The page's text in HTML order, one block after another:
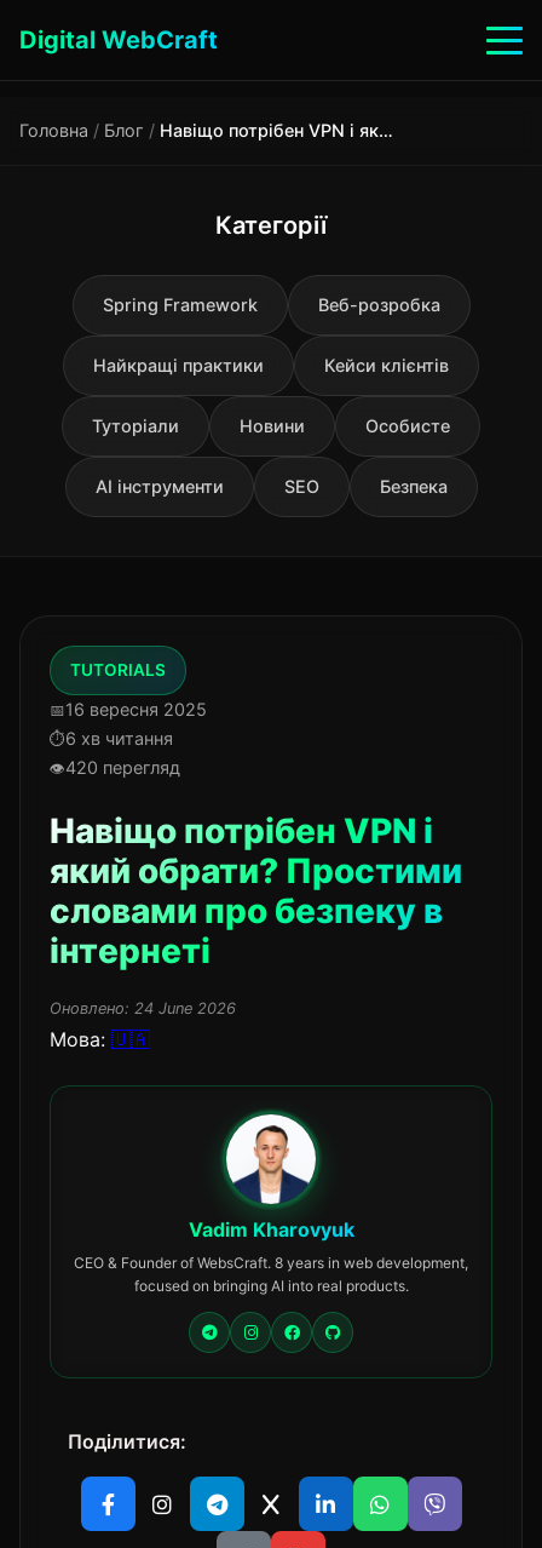
Digital WebCraft
Головна / Блог / Навіщо потрібен VPN і який обрати? Простими словами про безпеку в інтернеті
Категорії
Spring Framework Веб-розробка
Найкращі практики Кейси клієнтів
Туторіали Новини Особисте
AI інструменти SEO Безпека
TUTORIALS
16 вересня 2025
6 хв читання
420 перегляд
Навіщо потрібен VPN і
який обрати? Простими
словами про безпеку в
інтернеті
Оновлено: 24 June 2026
Мова: 🇺🇦
Vadim Kharovyuk
CEO & Founder of WebsCraft. 8 years in web development,
focused on bringing AI into real products.
Поділитися: